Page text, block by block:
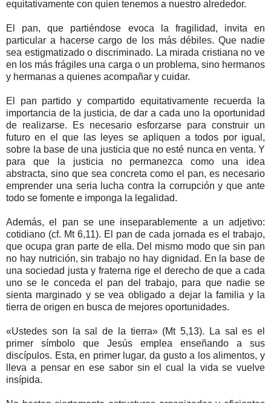
equitativamente con quien tenemos a nuestro alrededor.
El pan, que partiéndose evoca la fragilidad, invita en
particular a hacerse cargo de los más débiles. Que nadie
sea estigmatizado o discriminado. La mirada cristiana no ve
en los más frágiles una carga o un problema, sino hermanos
y hermanas a quienes acompañar y cuidar.
El pan partido y compartido equitativamente recuerda la
importancia de la justicia, de dar a cada uno la oportunidad
de realizarse. Es necesario esforzarse para construir un
futuro en el que las leyes se apliquen a todos por igual,
sobre la base de una justicia que no esté nunca en venta. Y
para que la justicia no permanezca como una idea
abstracta, sino que sea concreta como el pan, es necesario
emprender una seria lucha contra la corrupción y que ante
todo se fomente e imponga la legalidad.
Además, el pan se une inseparablemente a un adjetivo:
cotidiano (cf. Mt 6,11). El pan de cada jornada es el trabajo,
que ocupa gran parte de ella. Del mismo modo que sin pan
no hay nutrición, sin trabajo no hay dignidad. En la base de
una sociedad justa y fraterna rige el derecho de que a cada
uno se le conceda el pan del trabajo, para que nadie se
sienta marginado y se vea obligado a dejar la familia y la
tierra de origen en busca de mejores oportunidades.
«Ustedes son la sal de la tierra» (Mt 5,13). La sal es el
primer símbolo que Jesús emplea enseñando a sus
discípulos. Esta, en primer lugar, da gusto a los alimentos, y
lleva a pensar en ese sabor sin el cual la vida se vuelve
insípida.